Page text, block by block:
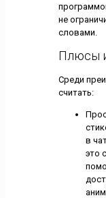
не
словами.
Плюсы
Среди
считать:
в
это